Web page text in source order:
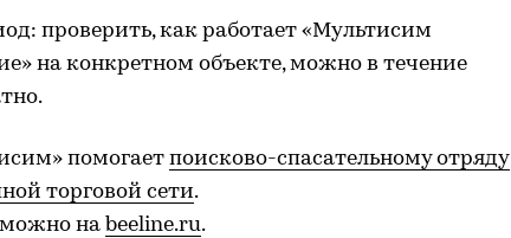
проверить, как работает «Мультисим
на конкретном объекте, можно в течение
помогает поисково-спасательному отряду
торговой сети.
на beeline.ru.